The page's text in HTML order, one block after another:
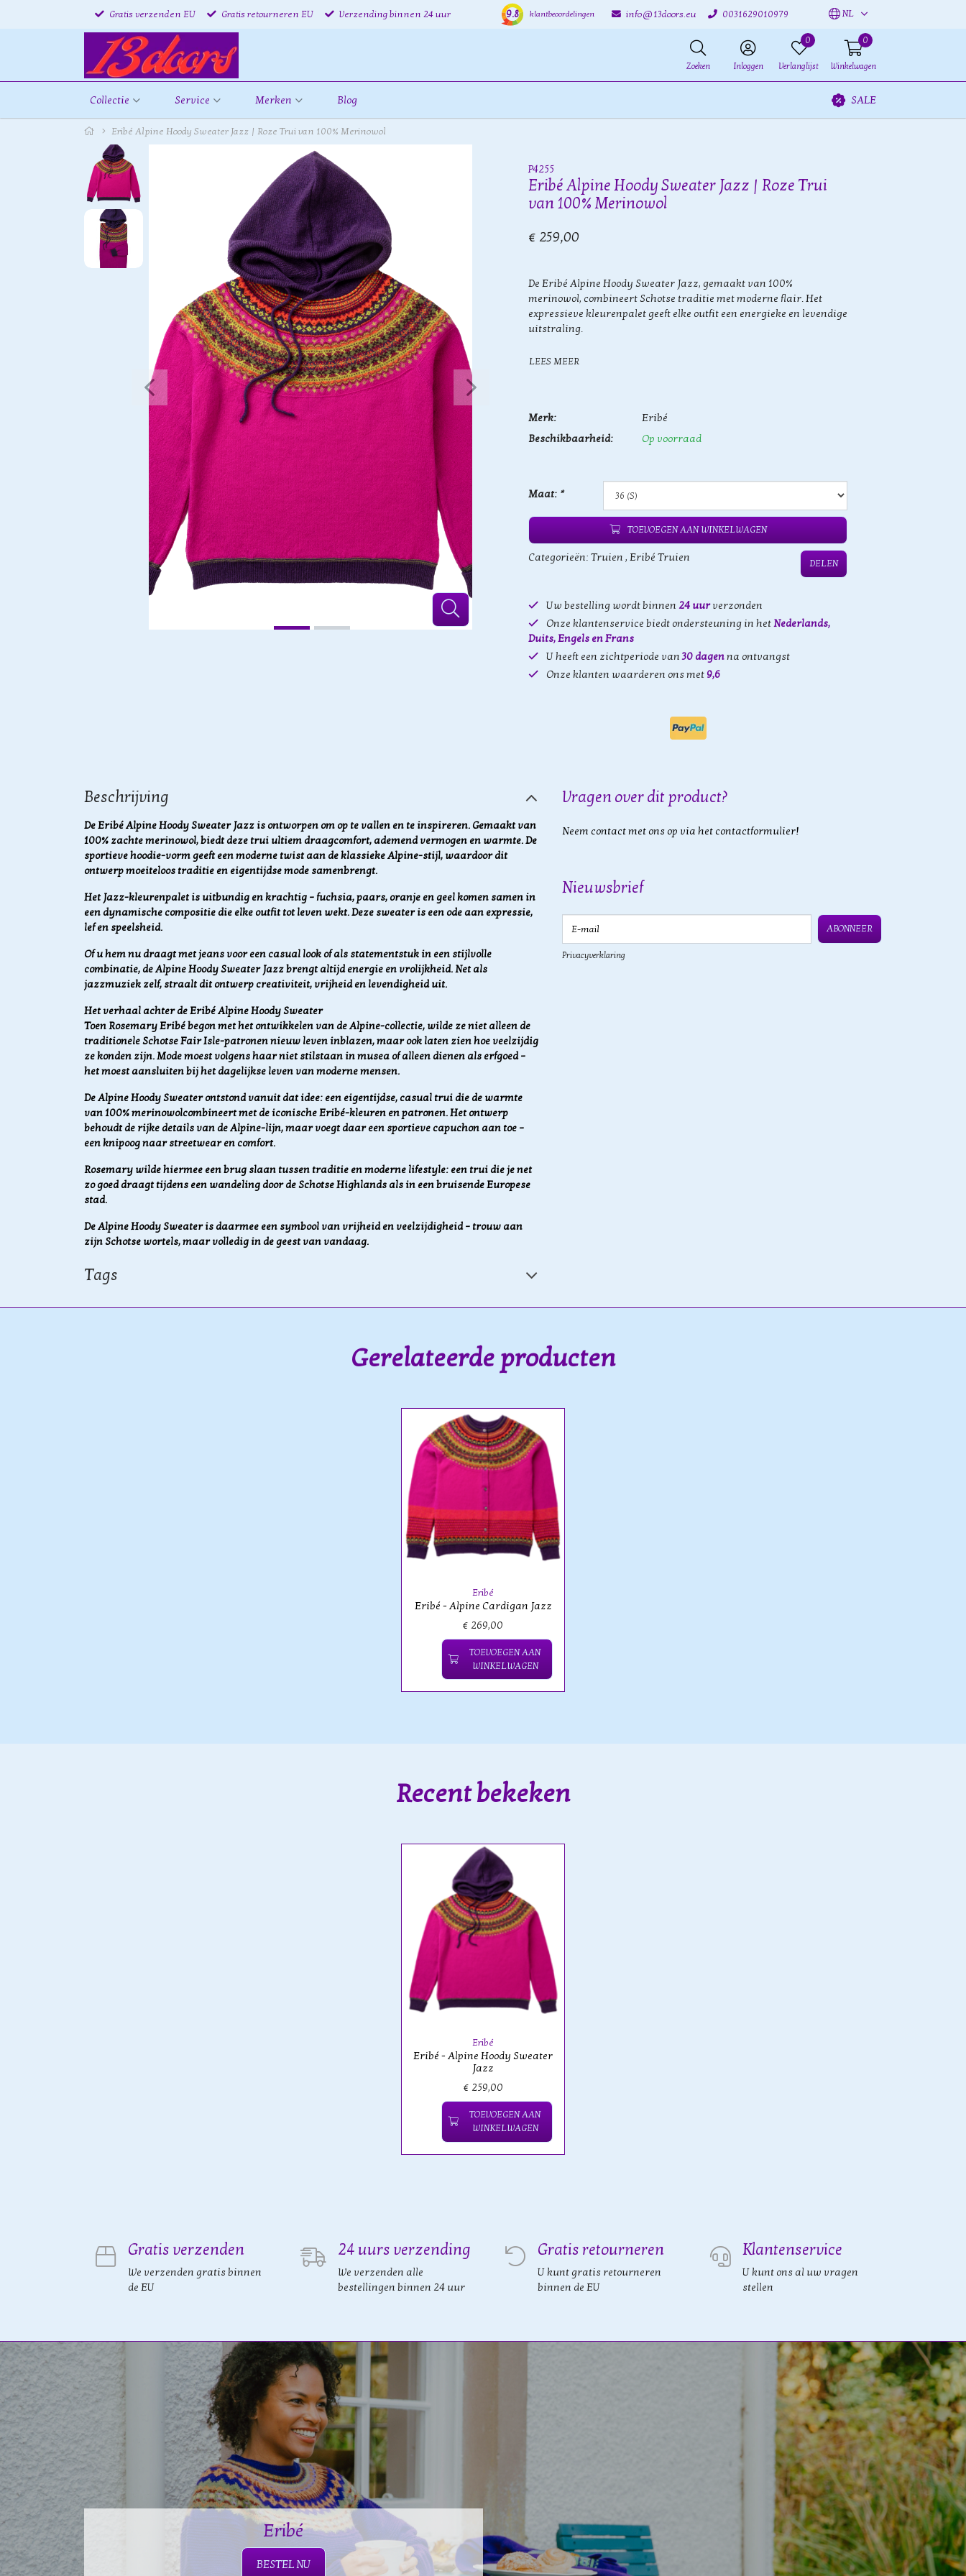
Gratis verzenden EU Gratis retourneren EU Verzending binnen 24 uur 9.8 klantbeoordelingen info@13doors.eu 0031629010979 NL
Zoeken Inloggen
0
Verlanglijst
0
Winkelwagen
Collectie Service Merken Blog SALE
Eribé Alpine Hoody Sweater Jazz | Roze Trui van 100% Merinowol
P4255
Eribé Alpine Hoody Sweater Jazz | Roze Trui
van 100% Merinowol
€ 259,00
De Eribé Alpine Hoody Sweater Jazz, gemaakt van 100%
merinowol, combineert Schotse traditie met moderne flair. Het
expressieve kleurenpalet geeft elke outfit een energieke en levendige
uitstraling.
LEES MEER
Merk:
Eribé
Beschikbaarheid:
Op voorraad
Maat: *
TOEVOEGEN AAN WINKELWAGEN
Categorieën: Truien , Eribé Truien DELEN
Uw bestelling wordt binnen 24 uurverzonden
Onze klantenservice biedt ondersteuning in hetNederlands,
Duits, Engels en Frans
U heeft een zichtperiode van30 dagenna ontvangst
Onze klanten waarderen ons met 9,6
Beschrijving
De Eribé Alpine Hoody Sweater Jazz is ontworpen om op te vallen en te inspireren. Gemaakt van
100% zachte merinowol, biedt deze trui ultiem draagcomfort, ademend vermogen en warmte. De
sportieve hoodie-vorm geeft een moderne twist aan de klassieke Alpine-stijl, waardoor dit
ontwerp moeiteloos traditie en eigentijdse mode samenbrengt.
Het Jazz-kleurenpalet is uitbundig en krachtig – fuchsia, paars, oranje en geel komen samen in
een dynamische compositie die elke outfit tot leven wekt. Deze sweater is een ode aan expressie,
lef en speelsheid.
Of u hem nu draagt met jeans voor een casual look of als statementstuk in een stijlvolle
combinatie, de Alpine Hoody Sweater Jazz brengt altijd energie en vrolijkheid. Net als
jazzmuziek zelf, straalt dit ontwerp creativiteit, vrijheid en levendigheid uit.
Het verhaal achter de Eribé Alpine Hoody Sweater
Toen Rosemary Eribé begon met het ontwikkelen van de Alpine-collectie, wilde ze niet alleen de
traditionele Schotse Fair Isle-patronen nieuw leven inblazen, maar ook laten zien hoe veelzijdig
ze konden zijn. Mode moest volgens haar niet stilstaan in musea of alleen dienen als erfgoed –
het moest aansluiten bij het dagelijkse leven van moderne mensen.
De Alpine Hoody Sweater ontstond vanuit dat idee: een eigentijdse, casual trui die de warmte
van 100% merinowolcombineert met de iconische Eribé-kleuren en patronen. Het ontwerp
behoudt de rijke details van de Alpine-lijn, maar voegt daar een sportieve capuchon aan toe –
een knipoog naar streetwear en comfort.
Rosemary wilde hiermee een brug slaan tussen traditie en moderne lifestyle: een trui die je net
zo goed draagt tijdens een wandeling door de Schotse Highlands als in een bruisende Europese
stad.
De Alpine Hoody Sweater is daarmee een symbool van vrijheid en veelzijdigheid – trouw aan
zijn Schotse wortels, maar volledig in de geest van vandaag.
Tags
Vragen over dit product?
Neem contact met ons op via het contactformulier!
Nieuwsbrief
E-mail
ABONNEER
Privacyverklaring
Gerelateerde producten
Eribé
Eribé - Alpine Cardigan Jazz
€ 269,00
TOEVOEGEN AAN
WINKELWAGEN
Recent bekeken
Eribé
Eribé - Alpine Hoody Sweater
Jazz
€ 259,00
TOEVOEGEN AAN
WINKELWAGEN
Gratis verzenden
We verzenden gratis binnen
de EU
24 uurs verzending
We verzenden alle
bestellingen binnen 24 uur
Gratis retourneren
U kunt gratis retourneren
binnen de EU
Klantenservice
U kunt ons al uw vragen
stellen
Eribé
BESTEL NU